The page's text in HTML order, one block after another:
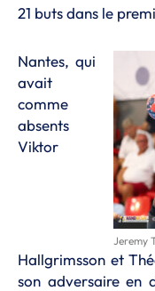
21 buts dans le
Jeremy
Nantes, qui
avait
comme
absents
Viktor
Hallgrimsson et
son adversaire en